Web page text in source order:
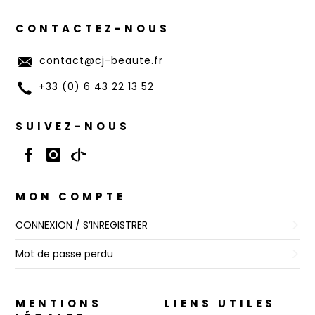
CONTACTEZ-NOUS
contact@cj-beaute.fr
+33 (0) 6 43 22 13 52
SUIVEZ-NOUS
MON COMPTE
CONNEXION / S’INREGISTRER
Mot de passe perdu
MENTIONS
LIENS UTILES